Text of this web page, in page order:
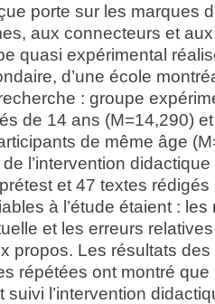
porte sur les marques
aux connecteurs et aux
quasi expérimental
d’une école
: groupe
de 14 ans (M=14,290)
de même âge
l’intervention
et 47 textes
à l’étude étaient :
et les erreurs
propos. Les résultats
répétées ont montré
suivi l’intervention